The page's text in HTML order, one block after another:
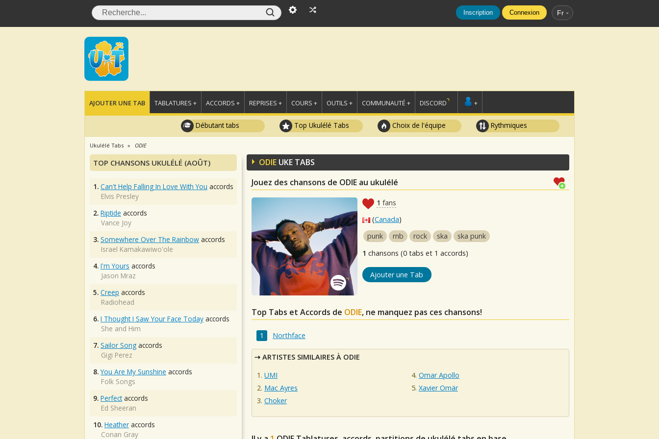
Inscription Connexion Fr
AJOUTER UNE TAB TABLATURES + ACCORDS + REPRISES + COURS + OUTILS + COMMUNAUTÉ + DISCORD +
Débutant tabs Top Ukulélé Tabs Choix de l'équipe Rythmiques
Ukulélé Tabs ODIE
ODIE UKE TABS
Jouez des chansons de ODIE au ukulélé
1 fans
(Canada)
punk
rnb rock ska
ska punk
1 chansons (0 tabs et 1 accords)
Ajouter une Tab
Top Tabs et Accords de ODIE, ne manquez pas ces chansons!
Northface
ARTISTES SIMILAIRES À ODIE
UMI
Mac Ayres
Choker
Omar Apollo
Xavier Omär
TOP CHANSONS UKULÉLÉ (AOÛT)
1. Can't Help Falling In Love With You accords
Elvis Presley
2. Riptide accords
Vance Joy
3. Somewhere Over The Rainbow accords
Israel Kamakawiwo'ole
4. I'm Yours accords
Jason Mraz
5. Creep accords
Radiohead
6. I Thought I Saw Your Face Today accords
She and Him
7. Sailor Song accords
Gigi Perez
8. You Are My Sunshine accords
Folk Songs
9. Perfectaccords
Ed Sheeran
10. Heather accords
Conan Gray